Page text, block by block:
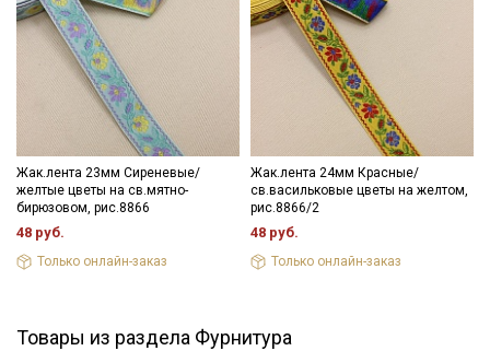
- максимальная температура стирки до 40 С, без отжима,
- противопоказано применение отбеливателей.
Цветопередача (тон) может отличаться от оригинального
цвета ткани в зависимости от настроек вашего монитора и в
зависимости от партии.
Жак.лента 23мм Сиреневые/
желтые цветы на св.мятно-
бирюзовом, рис.8866
48 руб.
Только онлайн-заказ
Жак.лента 24мм Красные/
св.васильковые цветы на желтом,
рис.8866/2
48 руб.
Только онлайн-заказ
Товары из раздела Фурнитура
информационных рассылок